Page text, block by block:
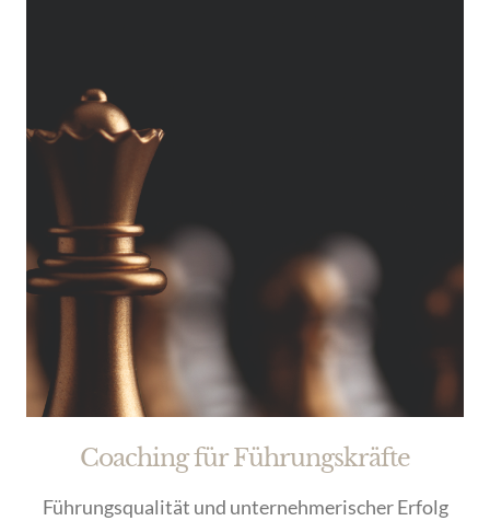
Coaching für Führungskräfte
Führungsqualität und unternehmerischer Erfolg